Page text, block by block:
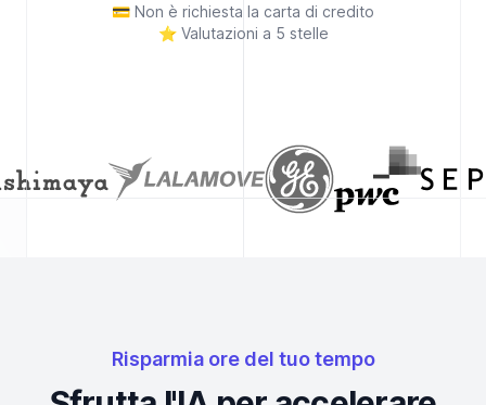
💳 Non è richiesta la carta di credito
⭐ Valutazioni a 5 stelle
Risparmia ore del tuo tempo